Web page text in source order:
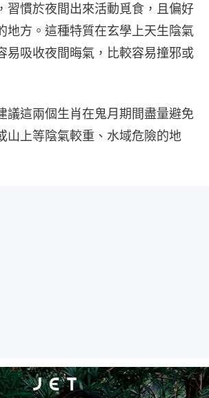
習慣於夜間出來活動覓食，且偏好
地方。這種特質在玄學上天生陰氣
易吸收夜間晦氣，比較容易撞邪或
議這兩個生肖在鬼月期間盡量避免
山上等陰氣較重、水域危險的地